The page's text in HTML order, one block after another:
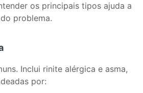
os principais tipos ajuda a
problema.
Inclui rinite alérgica e asma,
por: